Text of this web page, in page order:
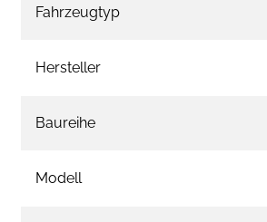
Fahrzeugtyp
Hersteller
Baureihe
Modell